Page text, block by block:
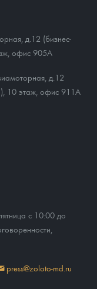
д.12 (бизнес-
офис 905А
д.12
10 этаж, офис 911А
с 10:00 до
press@zoloto-md.ru